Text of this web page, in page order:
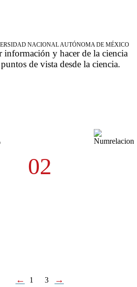
NACIONAL AUTÓNOMA DE MÉXICO
y hacer de la ciencia
de vista desde la ciencia.
02
← 1 3 →